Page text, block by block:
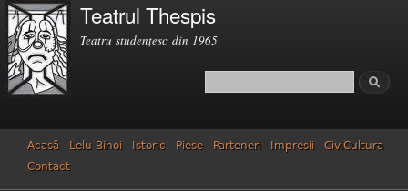
Mergi la
conţinutul
principal
Teatrul Thespis
Teatru studenţesc din 1965
Formular de căutare
Căutare
Acasă Lelu Bihoi Istoric Piese Parteneri Impresii
CiviCultura
Contact